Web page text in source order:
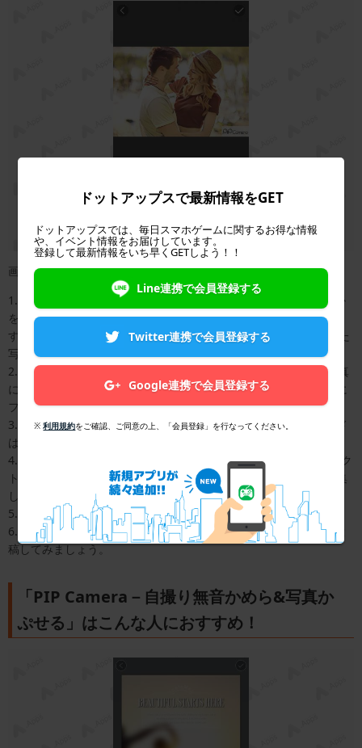
画像：著者撮影
1.メイン画面から「Classic」「PaintLab」「Collage」のいずれか
を選択します。「InstaMag」と「InstaBeauty」に連携していま
す。「PIP Camera－自撮り無音かめら&写真かぷせる」で作成した
写真をさらに編集することが可能なので、試してみてください。
2.「Classic」は自撮りかカメラロールの写真が選択できます。写真
に合わせて、エフェクトを選択しましょう。前後の写真それぞれに
フィルタをかけることも可能です。
3.「PaintLab」も自撮りかカメラロールから選びます。このモード
は絵画風のエフェクトを選択できます。
4.「Collage」はカメラロール内の写真のみ選択可能です。エフェク
トによっては、テキストの変更が可能なため、写真に合わせて編集
してみましょう。
5.いずれの機能も、右上のマークかSaveを押すと保存ができます。
6.保存ができたらSNSに投稿することも可能です。素敵な写真を投
稿してみましょう。
「PIP Camera－自撮り無音かめら&写真か
ぷせる」はこんな人におすすめ！
ドットアップスで最新情報をGET
ドットアップスでは、毎日スマホゲームに関するお得な情報
や、イベント情報をお届けしています。
登録して最新情報をいち早くGETしよう！！
Line連携で会員登録する
Twitter連携で会員登録する
Google連携で会員登録する
※利用規約をご確認、ご同意の上、「会員登録」を行なってください。